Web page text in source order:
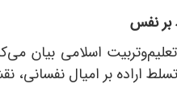
بر نفس
اسلامی بیان
اراده بر امیال نفسانی،